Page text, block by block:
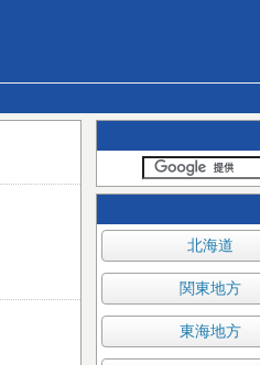
北海道
関東地方
東海地方